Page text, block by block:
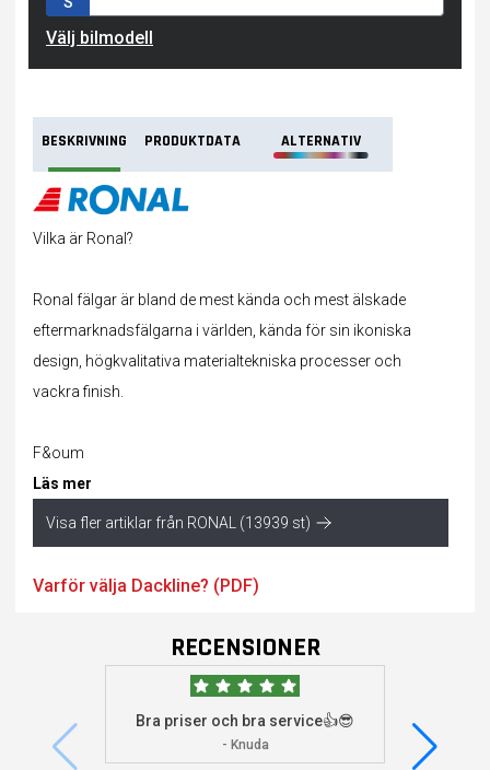
Välj bilmodell
BESKRIVNING PRODUKTDATA ALTERNATIV
Vilka är Ronal?
Ronal fälgar är bland de mest kända och mest älskade
eftermarknadsfälgarna i världen, kända för sin ikoniska
design, högkvalitativa materialtekniska processer och
vackra finish.
F&oum
Läs mer
Visa fler artiklar från RONAL (13939 st)
Varför välja Dackline? (PDF)
RECENSIONER
Bra priser och bra service👍😎
- Knuda